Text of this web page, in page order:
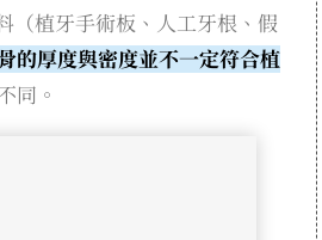
（植牙手術板、人工牙根、假
的厚度與密度並不一定符合植
同。